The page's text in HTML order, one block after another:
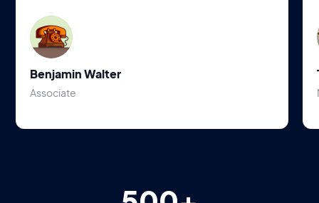
Benjamin Walter
Associate